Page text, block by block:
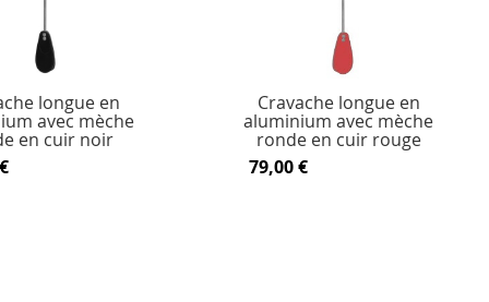
longue en
avec mèche
en cuir noir
Cravache longue en
aluminium avec mèche
ronde en cuir rouge
79,00 €